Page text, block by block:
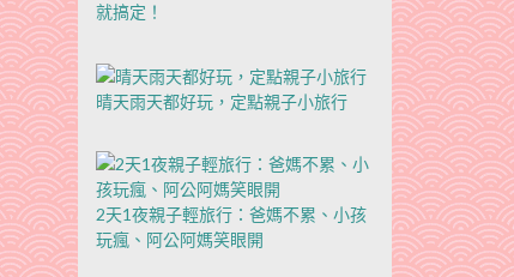
就搞定！
晴天雨天都好玩，定點親子小旅行
2天1夜親子輕旅行：爸媽不累、小孩
玩瘋、阿公阿媽笑眼開